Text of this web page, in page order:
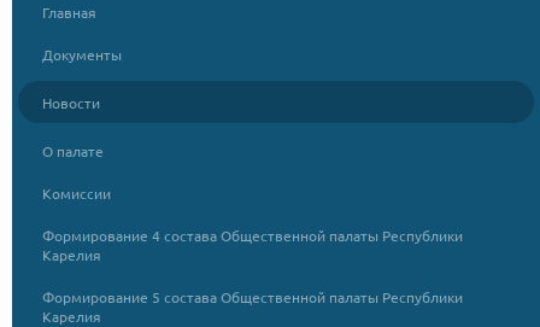
Главная
Документы
Новости
О палате
Комиссии
Формирование 4 состава Общественной палаты Республики
Карелия
Формирование 5 состава Общественной палаты Республики
Карелия